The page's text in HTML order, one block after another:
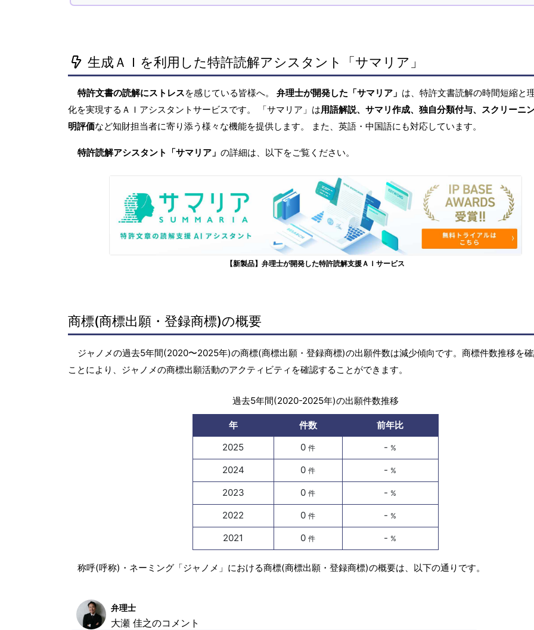
生成ＡＩを利用した特許読解アシスタント「サマリア」
特許文書の読解にストレスを感じている皆様へ。 弁理士が開発した「サマリア」 は、特許文書読解の時間短縮と
化を実現するＡＩアシスタントサービスです。 「サマリア」は用語解説、サマリ作成、独自分類付与、スクリーニ
明評価など知財担当者に寄り添う様々な機能を提供します。 また、英語・中国語にも対応しています。
特許読解アシスタント「サマリア」 の詳細は、以下をご覧ください。
【新製品】弁理士が開発した特許読解支援ＡＩサービス
商標(商標出願・登録商標)の概要
ジャノメの過去5年間(2020〜2025年)の商標(商標出願・登録商標)の出願件数は減少傾向です。商標件数推移を
ことにより、ジャノメの商標出願活動のアクティビティを確認することができます。
過去5年間(2020-2025年)の出願件数推移
年 件数
前年比
2025
0件 - %
2024 0件 - %
2023 0件 - %
2022 0件 - %
2021 0件 - %
称呼(呼称)・ネーミング「ジャノメ」における商標(商標出願・登録商標)の概要は、以下の通りです。
弁理士
大瀬 佳之のコメント